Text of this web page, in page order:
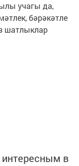
учагы да,
бәрәкәтле
шатлыклар
в